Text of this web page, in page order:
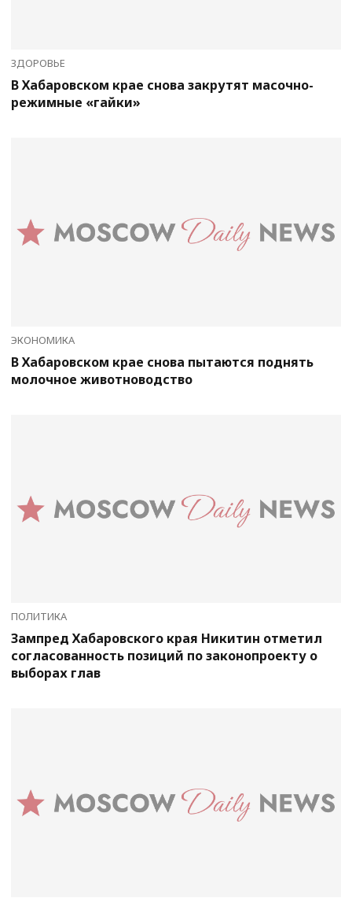
ЗДОРОВЬЕ
В Хабаровском крае снова закрутят масочно-
режимные «гайки»
ЭКОНОМИКА
В Хабаровском крае снова пытаются поднять
молочное животноводство
ПОЛИТИКА
Зампред Хабаровского края Никитин отметил
согласованность позиций по законопроекту о
выборах глав